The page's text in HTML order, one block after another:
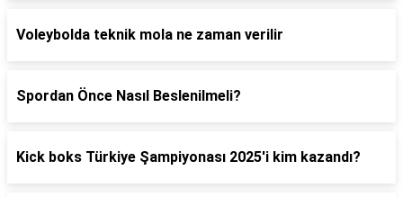
Voleybolda teknik mola ne zaman verilir
Spordan Önce Nasıl Beslenilmeli?
Kick boks Türkiye Şampiyonası 2025'i kim kazandı?